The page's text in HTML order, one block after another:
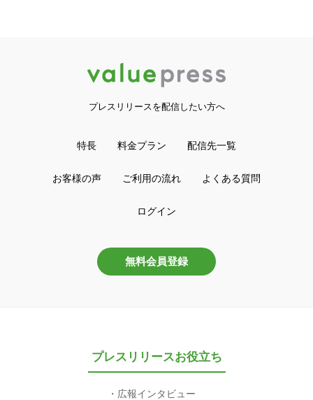
プレスリリースを配信したい方へ
特長 料金プラン 配信先一覧
お客様の声 ご利用の流れ よくある質問
ログイン
無料会員登録
プレスリリースお役立ち
広報インタビュー